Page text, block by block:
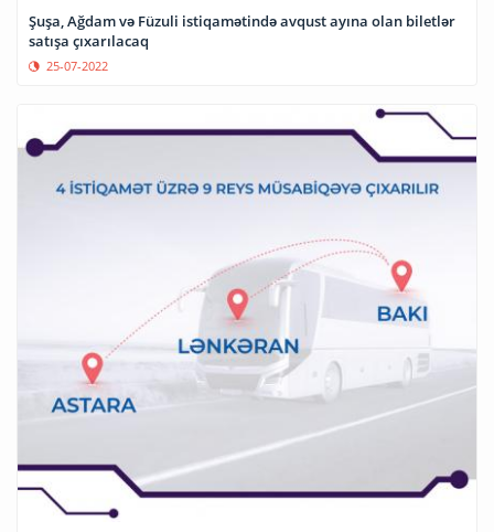
Şuşa, Ağdam və Füzuli istiqamətində avqust ayına olan biletlər
satışa çıxarılacaq
25-07-2022